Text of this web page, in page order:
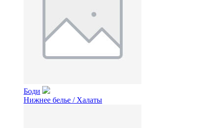
Боди
Нижнее белье / Халаты